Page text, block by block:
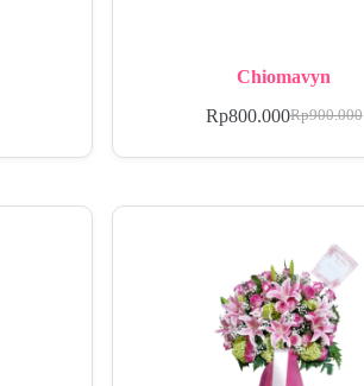
Chiomavyn
Rp900.000
Rp800.000